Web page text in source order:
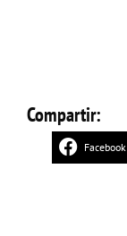
Compartir:
Facebook